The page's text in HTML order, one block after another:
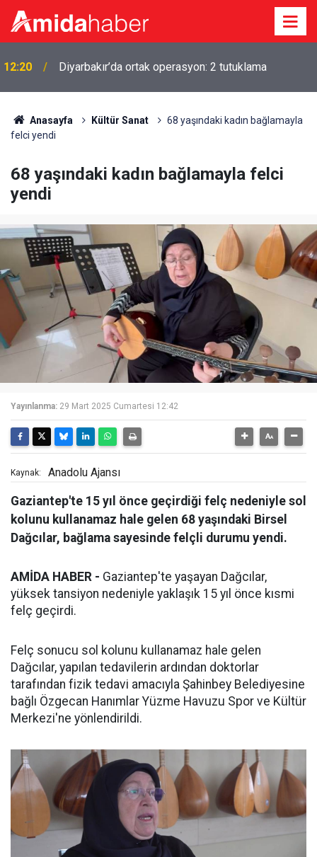
12:20 Diyarbakır’da ortak operasyon: 2 tutuklama
Anasayfa Kültür Sanat
68 yaşındaki kadın bağlamayla
felci yendi
68 yaşındaki kadın bağlamayla felci
yendi
Yayınlanma: 29 Mart 2025 Cumartesi 12:42
Kaynak: Anadolu Ajansı
Gaziantep'te 15 yıl önce geçirdiği felç nedeniyle sol
kolunu kullanamaz hale gelen 68 yaşındaki Birsel
Dağcılar, bağlama sayesinde felçli durumu yendi.
AMİDA HABER - Gaziantep'te yaşayan Dağcılar,
yüksek tansiyon nedeniyle yaklaşık 15 yıl önce kısmi
felç geçirdi.
Felç sonucu sol kolunu kullanamaz hale gelen
Dağcılar, yapılan tedavilerin ardından doktorlar
tarafından fizik tedavi amacıyla Şahinbey Belediyesine
bağlı Özgecan Hanımlar Yüzme Havuzu Spor ve Kültür
Merkezi'ne yönlendirildi.